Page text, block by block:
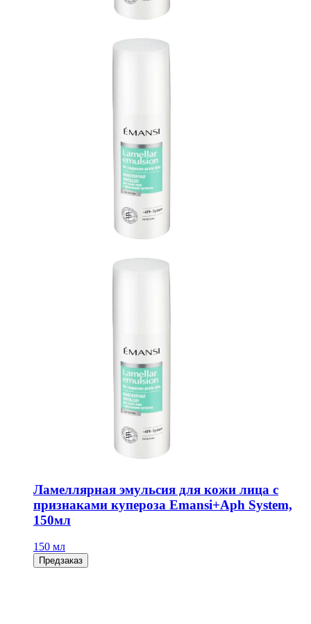
Ламеллярная эмульсия для кожи лица с
признаками купероза Emansi+Aph System,
150мл
150 мл
Предзаказ